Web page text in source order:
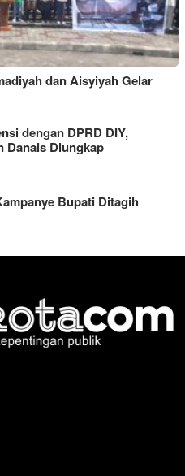
dan Aisyiyah Gelar
dengan DPRD DIY,
Danais Diungkap
Bupati Ditagih